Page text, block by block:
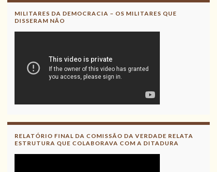
MILITARES DA DEMOCRACIA – OS MILITARES QUE
DISSERAM NÃO
RELATÓRIO FINAL DA COMISSÃO DA VERDADE RELATA
ESTRUTURA QUE COLABORAVA COM A DITADURA